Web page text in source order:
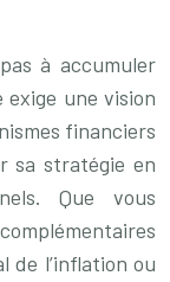
à accumuler
une vision
financiers
sa stratégie en
Que vous
l’inflation ou